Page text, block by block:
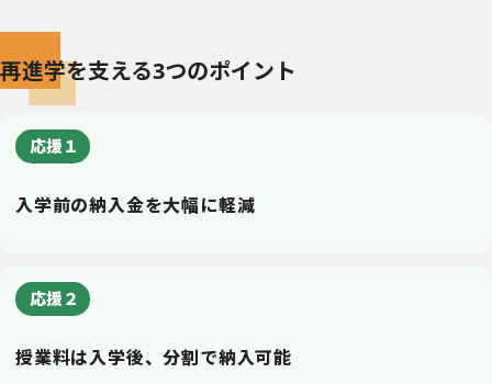
再進学を支える3つのポイント
応援１
入学前の納入金を大幅に軽減
応援２
授業料は入学後、分割で納入可能